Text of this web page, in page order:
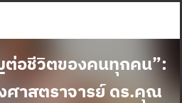
อชีวิตของคนทุกคน”:
าสตราจารย์ ดร.คุณ